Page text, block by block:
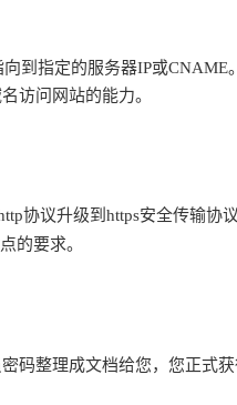
指定的服务器IP或CNAME
访问网站的能力。
议升级到https安全传输协
的要求。
整理成文档给您，您正式获